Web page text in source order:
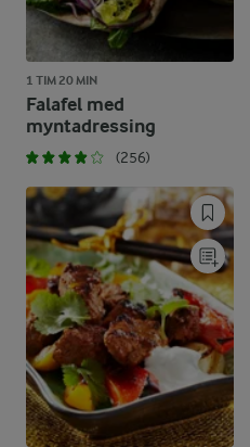
1 TIM 20 MIN
Falafel med
myntadressing
(256)